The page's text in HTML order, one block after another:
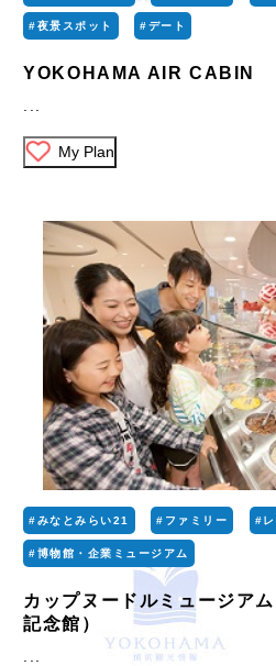
#夜景スポット #デート
YOKOHAMA AIR CABIN
My Plan
#みなとみらい21 #ファミリー #
#博物館・企業ミュージアム
カップヌードルミュージア
記念館）